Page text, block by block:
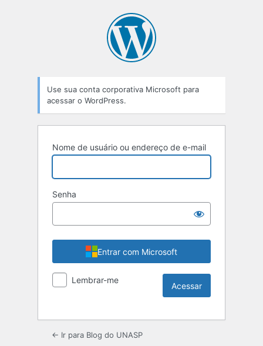
Use sua conta corporativa Microsoft para
acessar o WordPress.
Nome de usuário ou endereço de e-mail
Senha
Entrar com Microsoft
Lembrar-me
← Ir para Blog do UNASP